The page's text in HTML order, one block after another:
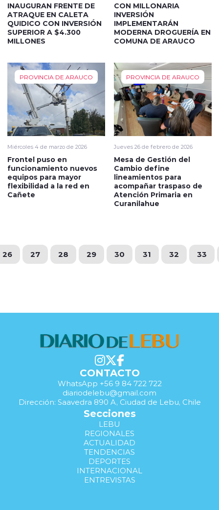
INAUGURAN FRENTE DE
ATRAQUE EN CALETA
QUIDICO CON INVERSIÓN
SUPERIOR A $4.300
MILLONES
CON MILLONARIA
INVERSIÓN
IMPLEMENTARÁN
MODERNA DROGUERÍA EN
COMUNA DE ARAUCO
PROVINCIA DE ARAUCO
Miércoles 4 de marzo de 2026
Frontel puso en
funcionamiento nuevos
equipos para mayor
flexibilidad a la red en
Cañete
PROVINCIA DE ARAUCO
Jueves 26 de febrero de 2026
Mesa de Gestión del
Cambio define
lineamientos para
acompañar traspaso de
Atención Primaria en
Curanilahue
26 27 28 29 30 31 32 33
CONTACTO
WhatsApp +56 9 84 722 722
diariodelebu@gmail.com
Dirección: Saavedra 890 A, Ciudad de Lebu, Chile
Secciones
LEBU
REGIONALES
ACTUALIDAD
TENDENCIAS
DEPORTES
INTERNACIONAL
ENTREVISTAS